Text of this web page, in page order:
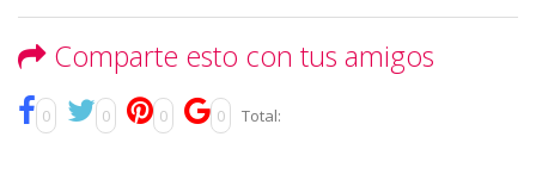
Comparte esto con tus amigos
0 0 0 0 Total: